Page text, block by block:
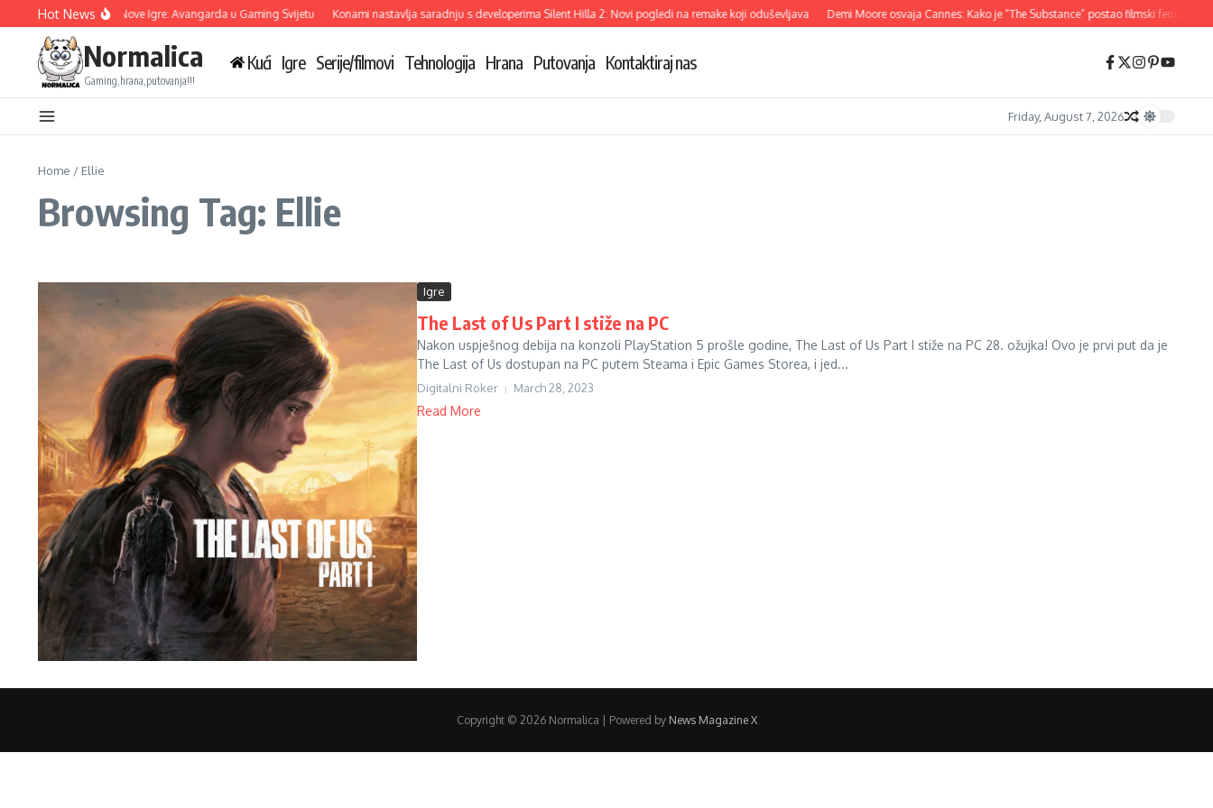
Skip to content
Hot News
Ubisoft Otkriva Tri Nove Igre: Avangarda u Gaming Svijetu Konami nastavlja saradnju s developerima Silent Hilla 2: Novi pogledi na remake koji oduševljava Demi Moore osvaja Cannes: Kako je “The Substance” postao filmski fenomen
Normalica
Gaming,hrana,putovanja!!!
Kući Igre Serije/filmovi Tehnologija Hrana Putovanja Kontaktiraj nas
Friday, August 7, 2026
Home / Ellie
Browsing Tag: Ellie
Igre
The Last of Us Part I stiže na PC
Nakon uspješnog debija na konzoli PlayStation 5 prošle godine, The Last of Us Part I stiže na PC 28. ožujka! Ovo je prvi put da je
The Last of Us dostupan na PC putem Steama i Epic Games Storea, i jed...
Digitalni Roker March 28, 2023
Read More
Copyright © 2026 Normalica | Powered by News Magazine X